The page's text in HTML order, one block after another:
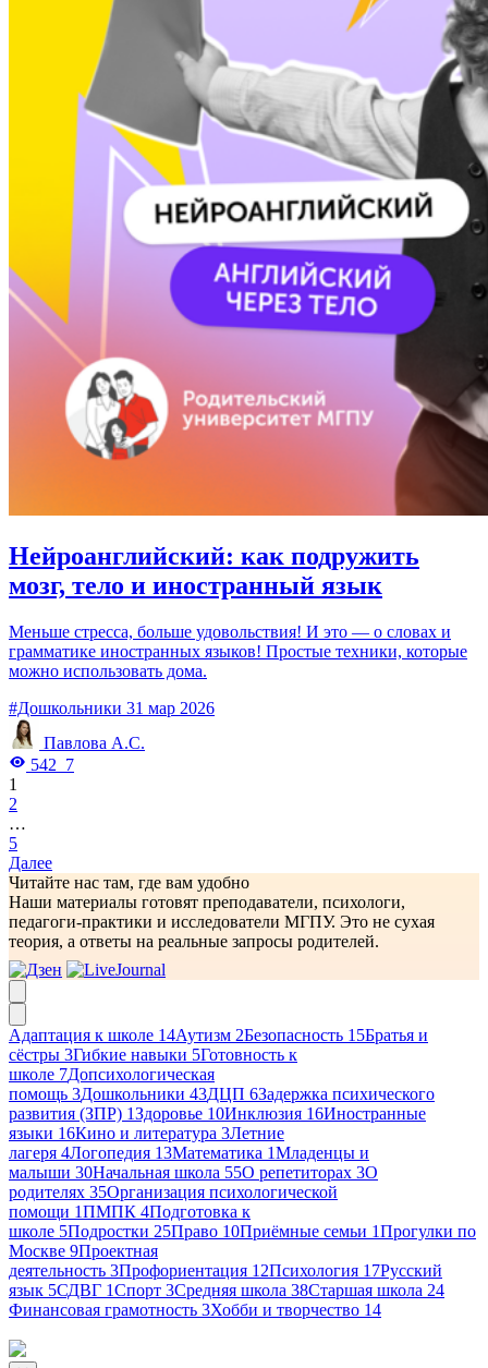
Нейроанглийский: как подружить
мозг, тело и иностранный язык
Меньше стресса, больше удовольствия! И это — о словах и
грамматике иностранных языков! Простые техники, которые
можно использовать дома.
#Дошкольники 31 мар 2026
Павлова А.С.
542 7
1
2
…
5
Далее
Читайте нас там, где вам удобно
Наши материалы готовят преподаватели, психологи,
педагоги-практики и исследователи МГПУ. Это не сухая
теория, а ответы на реальные запросы родителей.
Адаптация к школе 14Аутизм 2Безопасность 15Братья и
сёстры 3Гибкие навыки 5Готовность к
школе 7Допсихологическая
помощь 3Дошкольники 43ДЦП 6Задержка психического
развития (ЗПР) 1Здоровье 10Инклюзия 16Иностранные
языки 16Кино и литература 3Летние
лагеря 4Логопедия 13Математика 1Младенцы и
малыши 30Начальная школа 55О репетиторах 3О
родителях 35Организация психологической
помощи 1ПМПК 4Подготовка к
школе 5Подростки 25Право 10Приёмные семьи 1Прогулки по
Москве 9Проектная
деятельность 3Профориентация 12Психология 17Русский
язык 5СДВГ 1Спорт 3Средняя школа 38Старшая школа 24
Финансовая грамотность 3Хобби и творчество 14